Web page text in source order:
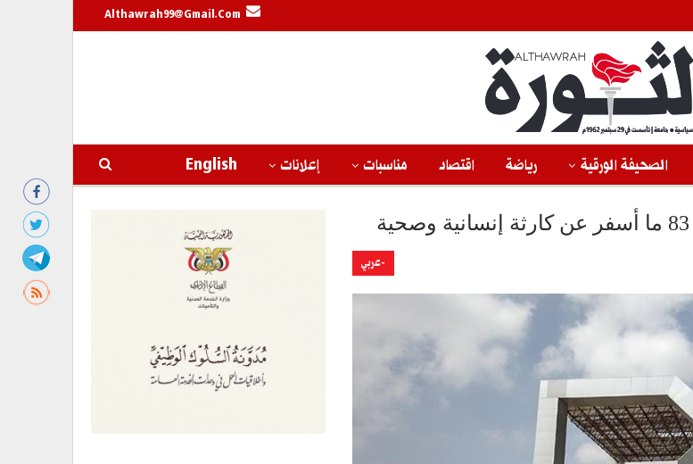
Althawrah99@gmail.com
الصحيفة الورقية رياضة اقتصاد مناسبات إعلانات English
-عربي